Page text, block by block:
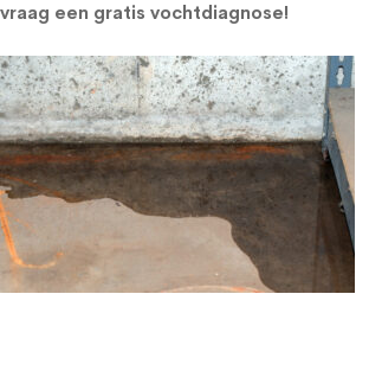
vraag een gratis vochtdiagnose!